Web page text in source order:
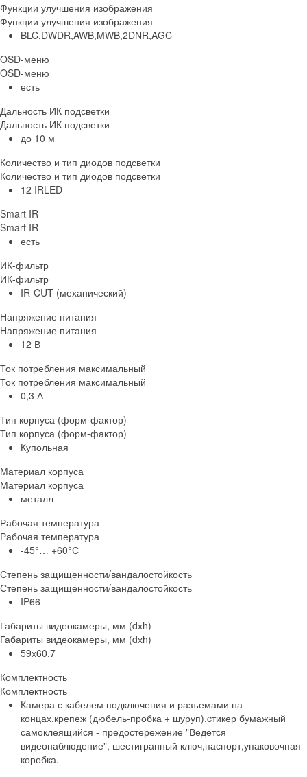
Функции улучшения изображения
Функции улучшения изображения
BLC,DWDR,AWB,MWB,2DNR,AGC
OSD-меню
OSD-меню
есть
Дальность ИК подсветки
Дальность ИК подсветки
до 10 м
Количество и тип диодов подсветки
Количество и тип диодов подсветки
12 IRLED
Smart IR
Smart IR
есть
ИК-фильтр
ИК-фильтр
IR-CUT (механический)
Напряжение питания
Напряжение питания
12 В
Ток потребления максимальный
Ток потребления максимальный
0,3 А
Тип корпуса (форм-фактор)
Тип корпуса (форм-фактор)
Купольная
Материал корпуса
Материал корпуса
металл
Рабочая температура
Рабочая температура
-45°… +60°С
Степень защищенности/вандалостойкость
Степень защищенности/вандалостойкость
IP66
Габариты видеокамеры, мм (dхh)
Габариты видеокамеры, мм (dхh)
59х60,7
Комплектность
Комплектность
Камера с кабелем подключения и разъемами на
концах,крепеж (дюбель-пробка + шуруп),cтикер бумажный
самоклеящийся - предостережение "Ведется
видеонаблюдение", шестигранный ключ,паспорт,упаковочная
коробка.